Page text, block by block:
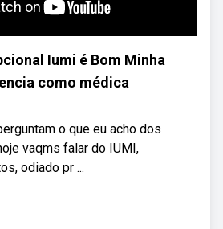
Iumi é Bom Minha
como médica
o que eu acho dos
vaqms falar do IUMI,
odiado pr ...